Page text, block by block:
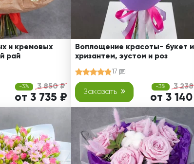
и кремовых
рай
-3% 3 850 ₽
от 3 735 ₽
Воплощение красоты- букет
хризантем, эустом и роз
17
Заказать
-3% 3
от 3